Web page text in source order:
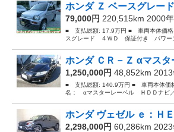
ホンダ Ｚ ベースグレ
79,000円 220,515km 2000年
■ 支払総額: 17.9万円 ■ 車両本体
スグレード ４ＷＤ 保証付き パワー
ホンダ ＣＲ－Ｚ αマス
1,250,000円 48,852km
■ 支払総額: 140.9万円 ■ 車両本体
名： αマスターレーベル ＨＤＤナビ／
ホンダ ヴェゼル ｅ：
2,298,000円 60,286km